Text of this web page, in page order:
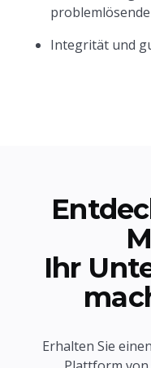
Integrität und
Ihr
Erhalten Sie